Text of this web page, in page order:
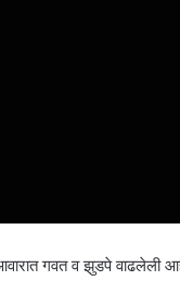
गवत व झुडपे वाढलेली